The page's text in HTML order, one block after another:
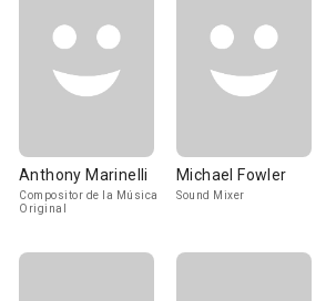
Anthony Marinelli
Compositor de la Música
Original
Michael Fowler
Sound Mixer